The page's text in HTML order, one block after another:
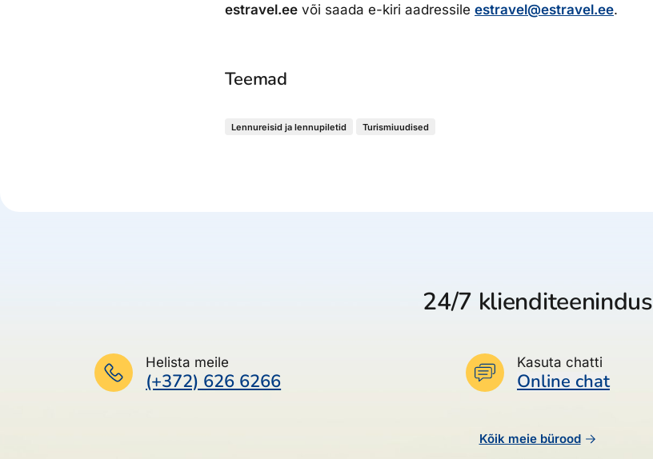
estravel.ee või saada e-kiri aadressile estravel@estravel.ee.
Teemad
Lennureisid ja lennupiletid Turismiuudised
24/7 klienditeenindus
Helista meile
(+372) 626 6266
Kasuta chatti
Online chat
Kõik meie bürood